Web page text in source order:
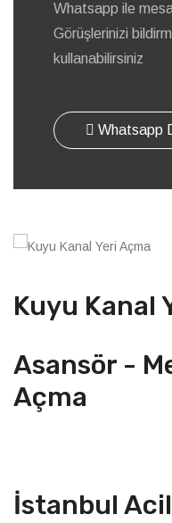
Whatsapp ile
Görüşlerinizi
kullanabilirsiniz
Whatsapp
Kuyu Kanal
Asansör -
Açma
İstanbul